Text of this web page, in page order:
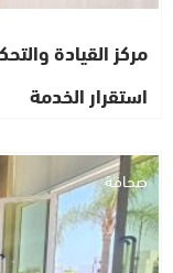
مركز القيادة
استقرار الخدمة
صحافة